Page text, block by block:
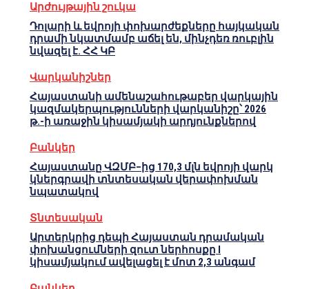
Արժույթային շուկա
Դոլարի և եվրոյի փոխարժեքները հայկական
դրամի նկատմամբ աճել են, մինչդեռ ռուբլին
նվազել է. ՀՀ ԿԲ
Վարկանիշներ
Հայաստանի ամենաշահութաբեր վարկային
կազմակերպությունների վարկանիշը՝ 2026
թ.-ի առաջին կիսամյակի արդյունքներով
Բանկեր
Հայաստանը ՎԶՄԲ–ից 170,3 մլն եվրոյի վարկ
կներգրավի տնտեսական վերափոխման
նպատակով
Տնտեսական
Արտերկրից դեպի Հայաստան դրամական
փոխանցումների զուտ ներհոսքը I
կիսամյակում ավելացել է մոտ 2,3 անգամ